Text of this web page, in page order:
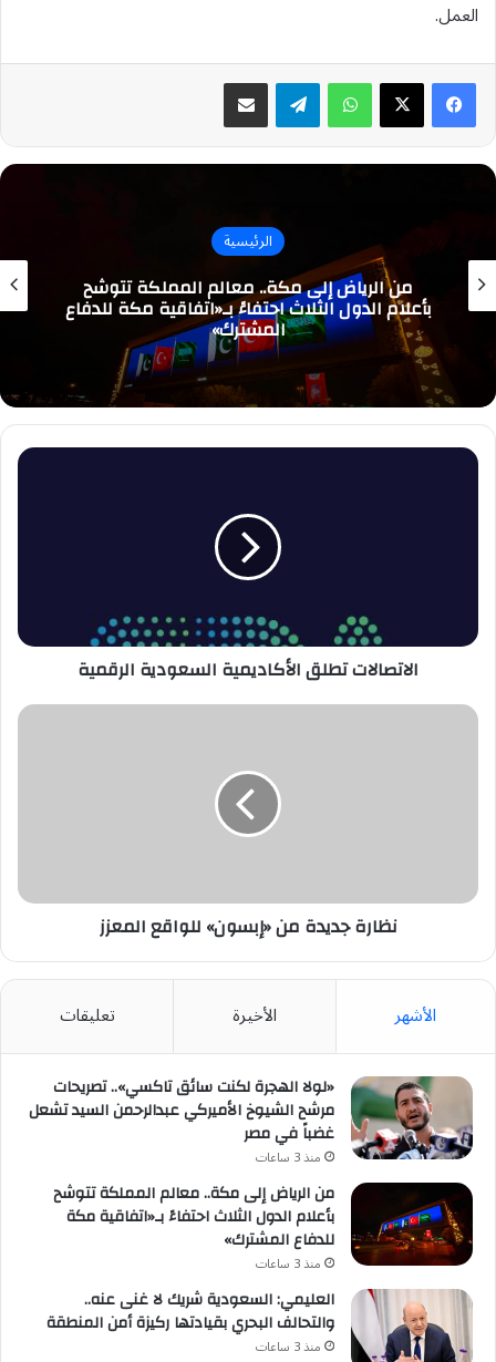
العمل.
واتسابتيلقرام مشاركة عبر البريد
الرئيسية
من الرياض إلى مكة.. معالم المملكة تتوشح
بأعلام الدول الثلاث احتفاءً بـ«اتفاقية مكة للدفاع
المشترك»
الاتصالات
الاتصالات تطلق الأكاديمية السعودية الرقمية
نظارة
نظارة جديدة من «إبسون» للواقع المعزز
الأشهر الأخيرة تعليقات
«لولا الهجرة لكنت سائق تاكسي».. تصريحات
مرشح الشيوخ الأميركي عبدالرحمن السيد تشعل
غضباً في مصر
منذ 3 ساعات
من الرياض إلى مكة.. معالم المملكة تتوشح
بأعلام الدول الثلاث احتفاءً بـ«اتفاقية مكة
للدفاع المشترك»
منذ 3 ساعات
العليمي: السعودية شريك لا غنى عنه..
والتحالف البحري بقيادتها ركيزة أمن المنطقة
منذ 3 ساعات